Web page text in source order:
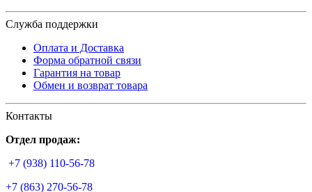
Служба поддержки
Оплата и Доставка
Форма обратной связи
Гарантия на товар
Обмен и возврат товара
Контакты
Отдел продаж:
+7 (938) 110-56-78
+7 (863) 270-56-78